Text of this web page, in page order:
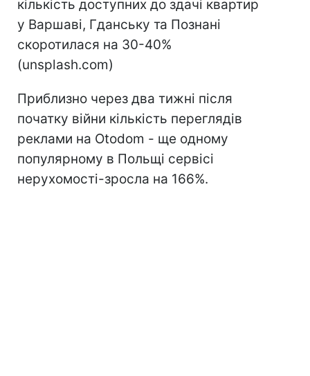
кількість доступних до здачі квартир
у Варшаві, Гданську та Познані
скоротилася на 30-40%
(unsplash.com)
Приблизно через два тижні після
початку війни кількість переглядів
реклами на Otodom - ще одному
популярному в Польщі сервісі
нерухомості-зросла на 166%.